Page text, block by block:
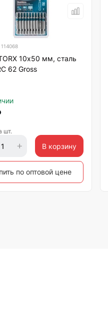
114068
10х50 мм, сталь
62 Gross
шт.
В корзину
по оптовой цене